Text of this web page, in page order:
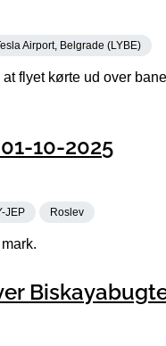
Airport, Belgrade (LYBE)
flyet kørte ud over
10-2025
JEP Roslev